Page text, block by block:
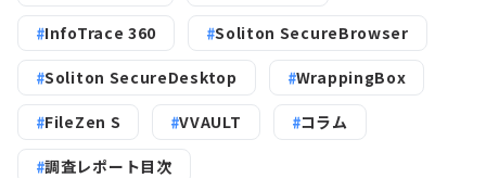
InfoTrace 360 Soliton SecureBrowser
Soliton SecureDesktop WrappingBox
FileZen S VVAULT コラム
調査レポート目次